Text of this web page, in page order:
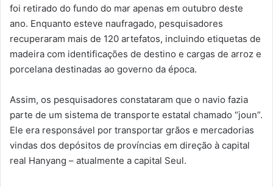
foi retirado do fundo do mar apenas em outubro deste
ano. Enquanto esteve naufragado, pesquisadores
recuperaram mais de 120 artefatos, incluindo etiquetas de
madeira com identificações de destino e cargas de arroz e
porcelana destinadas ao governo da época.
Assim, os pesquisadores constataram que o navio fazia
parte de um sistema de transporte estatal chamado “joun”.
Ele era responsável por transportar grãos e mercadorias
vindas dos depósitos de províncias em direção à capital
real Hanyang – atualmente a capital Seul.